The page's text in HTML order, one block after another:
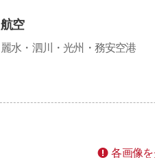
航空
麗水・泗川・光州・務安空港
各画像を